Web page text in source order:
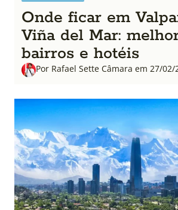
Onde ficar em
Viña del Mar:
bairros e hotéis
Por Rafael Sette Câmara em 27/02/